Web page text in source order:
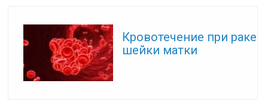
Кровотечение при раке
шейки матки